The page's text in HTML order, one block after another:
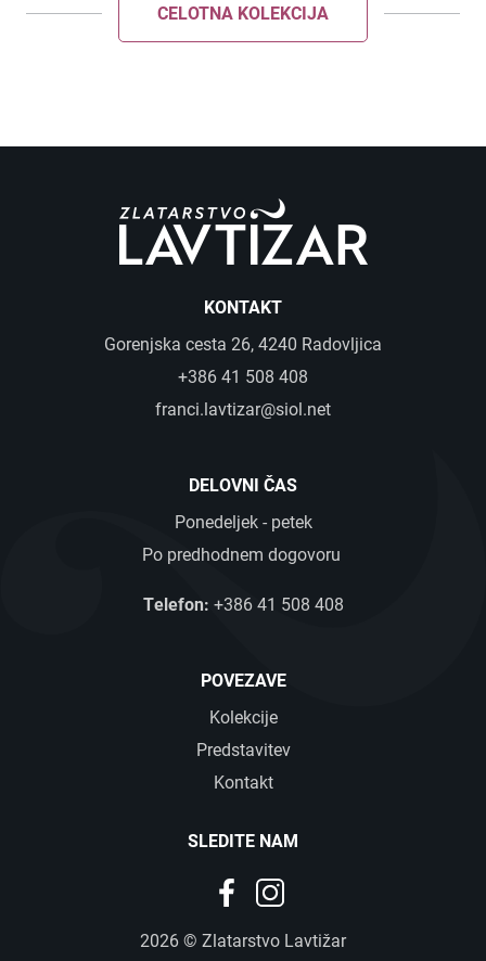
CELOTNA KOLEKCIJA
KONTAKT
Gorenjska cesta 26, 4240 Radovljica
+386 41 508 408
franci.lavtizar@siol.net
DELOVNI ČAS
Ponedeljek - petek
Po predhodnem dogovoru
Telefon: +386 41 508 408
POVEZAVE
Kolekcije
Predstavitev
Kontakt
SLEDITE NAM
2026 © Zlatarstvo Lavtižar